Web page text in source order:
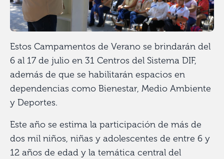
Estos Campamentos de Verano se brindarán del
6 al 17 de julio en 31 Centros del Sistema DIF,
además de que se habilitarán espacios en
dependencias como Bienestar, Medio Ambiente
y Deportes.
Este año se estima la participación de más de
dos mil niños, niñas y adolescentes de entre 6 y
12 años de edad y la temática central del